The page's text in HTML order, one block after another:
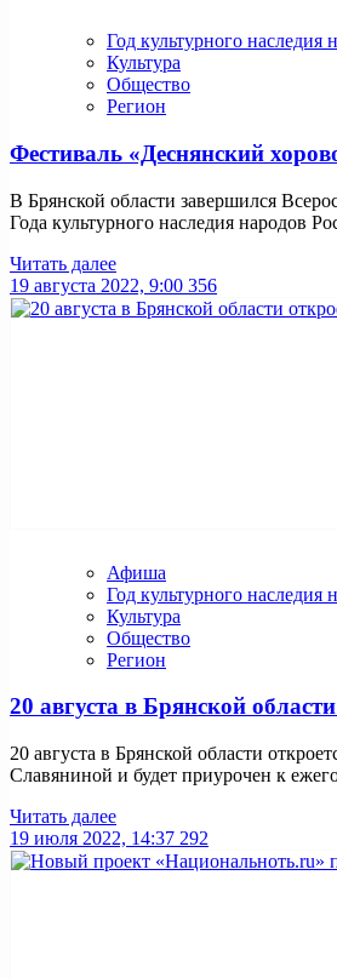
Год культурного наследия
Культура
Общество
Регион
Фестиваль «Деснянский
В Брянской области завершился
Года культурного наследия народов
Читать далее
19 августа 2022, 9:00 356
Афиша
Год культурного наследия
Культура
Общество
Регион
20 августа в Брянской
20 августа в Брянской области
Славяниной и будет приурочен к
Читать далее
19 июля 2022, 14:37 292